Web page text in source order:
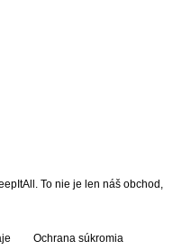
To nie je len náš obchod,
Ochrana súkromia